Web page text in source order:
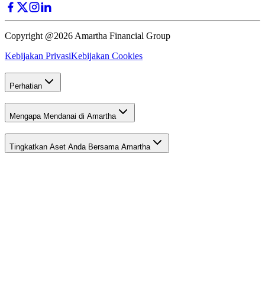
Copyright @2026 Amartha Financial Group
Kebijakan PrivasiKebijakan Cookies
Perhatian
Mengapa Mendanai di Amartha
Tingkatkan Aset Anda Bersama Amartha